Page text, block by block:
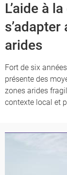
L’aide à
arides
Fort de six
présente des
zones arides
contexte local et